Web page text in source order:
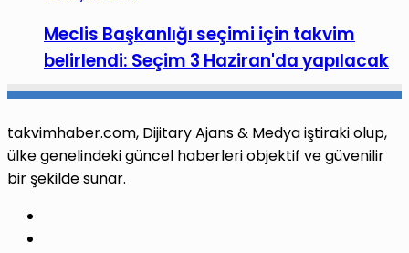
Meclis Başkanlığı seçimi için takvim
belirlendi: Seçim 3 Haziran'da yapılacak
takvimhaber.com, Dijitary Ajans & Medya iştiraki olup,
ülke genelindeki güncel haberleri objektif ve güvenilir
bir şekilde sunar.